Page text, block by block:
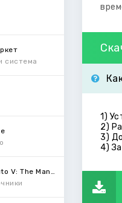
система
1)
2)
3)
4)